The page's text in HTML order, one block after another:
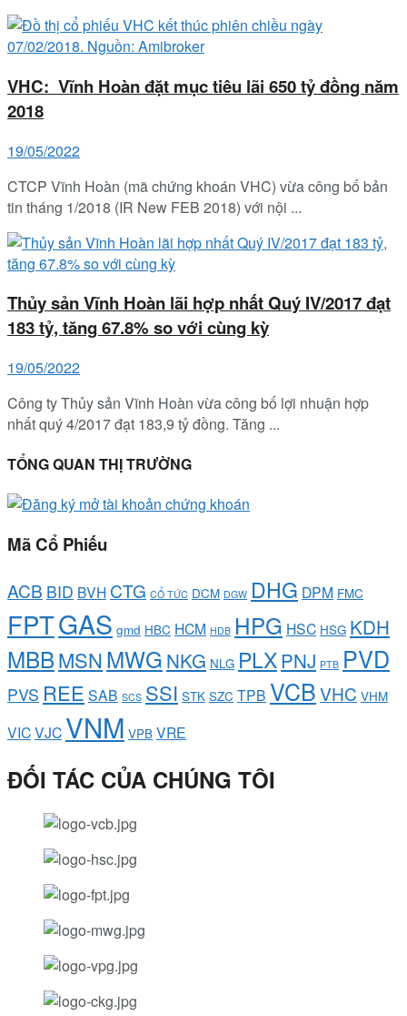
VHC: Vĩnh Hoàn đặt mục tiêu lãi 650 tỷ đồng năm
2018
19/05/2022
CTCP Vĩnh Hoàn (mã chứng khoán VHC) vừa công bố bản
tin tháng 1/2018 (IR New FEB 2018) với nội ...
Thủy sản Vĩnh Hoàn lãi hợp nhất Quý IV/2017 đạt
183 tỷ, tăng 67.8% so với cùng kỳ
19/05/2022
Công ty Thủy sản Vĩnh Hoàn vừa công bố lợi nhuận hợp
nhất quý 4/2017 đạt 183,9 tỷ đồng. Tăng ...
TỔNG QUAN THỊ TRƯỜNG
Mã Cổ Phiếu
ACB BID BVH CTG CỔ TỨC DCM DGW DHG DPM FMC
FPTGAS gmd HBC HCM HDB HPG HSC HSG KDH
MBBMSNMWG NKG NLG PLXPNJ PTB PVD
PVS REE SAB SCS SSI STK SZC TPB VCBVHC VHM
VICVJC VNM VPB VRE
ĐỐI TÁC CỦA CHÚNG TÔI